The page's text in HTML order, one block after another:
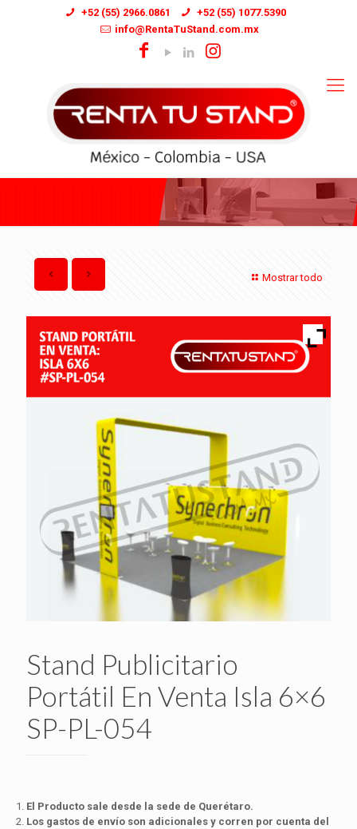
+52 (55) 2966.0861
+52 (55) 1077.5390
info@RentaTuStand.com.mx
Mostrar todo
Stand Publicitario
Portátil En Venta Isla 6×6
SP-PL-054
El Producto sale desde la sede de Querétaro.
Los gastos de envío son adicionales y corren por cuenta del